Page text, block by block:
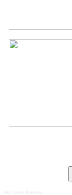
More Joomla Extensions